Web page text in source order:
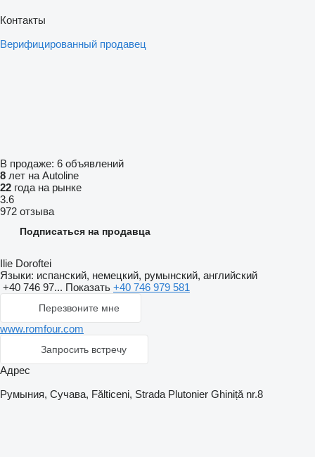
Контакты
Верифицированный продавец
В продаже: 6 объявлений
8 лет на Autoline
22 года на рынке
3.6
972 отзыва
Подписаться на продавца
Ilie Doroftei
Языки: испанский, немецкий, румынский, английский
+40 746 97... Показать +40 746 979 581
Перезвоните мне
www.romfour.com
Запросить встречу
Адрес
Румыния, Сучава, Fălticeni, Strada Plutonier Ghiniță nr.8